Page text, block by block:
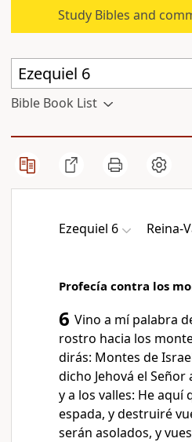
Study Bibles and
Bible Book List
Ezequiel 6 Reina-
Profecía contra los
6 Vino a mí palabra
rostro hacia los
dirás: Montes de
dicho Jehová el
y a los valles: He
espada, y destruiré
serán asolados, y